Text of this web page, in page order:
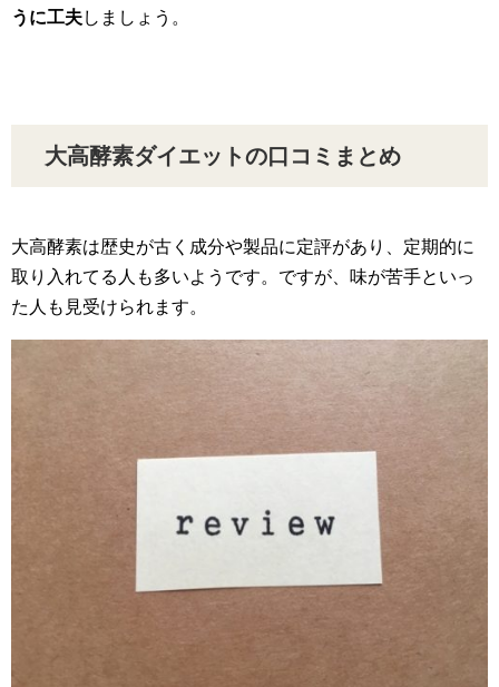
うに工夫しましょう。
大高酵素ダイエットの口コミまとめ
大高酵素は歴史が古く成分や製品に定評があり、定期的に
取り入れてる人も多いようです。ですが、味が苦手といっ
た人も見受けられます。